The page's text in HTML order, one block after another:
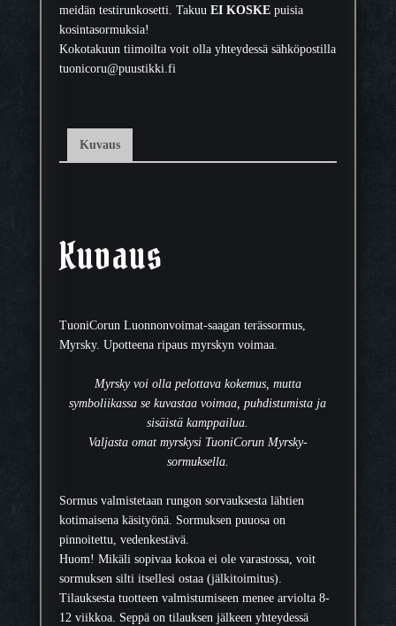
s
o
r
m
ä
ä
meidän testirunkosetti. Takuu EI KOSKEpuisia
kosintasormuksia!
Kokotakuun tiimoilta voit olla yhteydessä sähköpostilla
tuonicoru@puustikki.fi
Kuvaus
Kuvaus
TuoniCorun Luonnonvoimat-saagan terässormus,
Myrsky. Upotteena ripaus myrskyn voimaa.
Myrsky voi olla pelottava kokemus, mutta
symboliikassa se kuvastaa voimaa, puhdistumista ja
sisäistä kamppailua.
Valjasta omat myrskysi TuoniCorun Myrsky-
sormuksella.
Sormus valmistetaan rungon sorvauksesta lähtien
kotimaisena käsityönä. Sormuksen puuosa on
pinnoitettu, vedenkestävä.
Huom! Mikäli sopivaa kokoa ei ole varastossa, voit
sormuksen silti itsellesi ostaa (jälkitoimitus).
Tilauksesta tuotteen valmistumiseen menee arviolta 8-
12 viikkoa. Seppä on tilauksen jälkeen yhteydessä